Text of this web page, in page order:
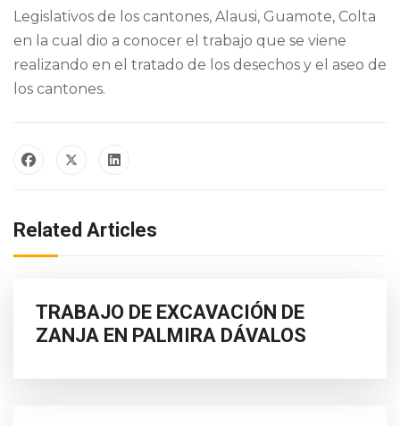
Legislativos de los cantones, Alausi, Guamote, Colta
en la cual dio a conocer el trabajo que se viene
realizando en el tratado de los desechos y el aseo de
los cantones.
Related Articles
TRABAJO DE EXCAVACIÓN DE
ZANJA EN PALMIRA DÁVALOS